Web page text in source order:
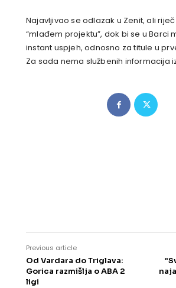
Najavljivao se odlazak u Zenit, ali
“mlađem projektu”, dok bi se u Barci
instant uspjeh, odnosno za titule u
Za sada nema službenih informacija
Previous article
Od Vardara do Triglava:
Gorica razmišlja o ABA 2
ligi